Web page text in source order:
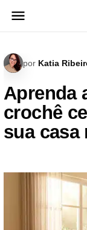
para
por Katia
Aprenda
crochê
sua casa